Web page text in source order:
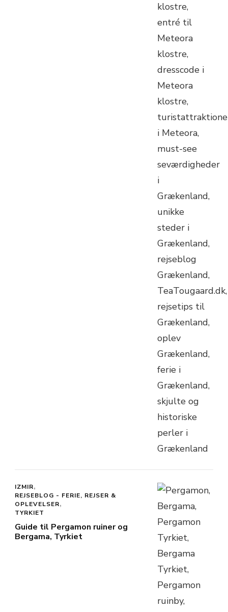
IZMIR
REJSEBLOG - FERIE, REJSER &
OPLEVELSER
TYRKIET
Guide til Pergamon ruiner og
Bergama, Tyrkiet